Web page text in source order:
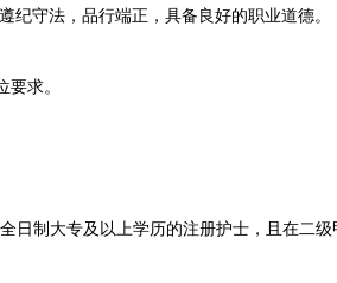
守法，品行端正，具备良好的职业道德。
求。
制大专及以上学历的注册护士，且在二级